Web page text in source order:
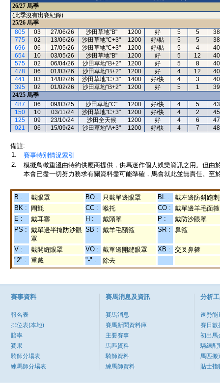
26/27 馬季
(此季沒有出賽紀錄)
25/26 馬季
805
03 27/06/26 沙田草地"B" 1200 好 5 5
38
775
02 13/06/26 沙田草地"C+3" 1200 好/黏 5 5
38
696
06 17/05/26 沙田草地"C+3" 1200 好/黏 5 4
40
654
10 03/05/26 沙田草地"B" 1200 好 5 12
40
575
02 06/04/26 沙田草地"B+2" 1200 好 5 8
40
478
06 01/03/26 沙田草地"B+2" 1200 好 4 12
40
441
03 14/02/26 沙田草地"C+3" 1400 好/快 4 3
40
395
02 01/02/26 沙田草地"B+2" 1200 好 5 1
39
24/25 馬季
487
06 09/03/25 沙田草地"C" 1200 好/快 4 5
43
150
10 03/11/24 沙田草地"C+3" 1200 好/快 4 2
45
125
09 23/10/24 沙田全天候 1200 好 4 6
47
021
06 15/09/24 沙田草地"A+3" 1200 好/快 4 7 48
備註:
1.
賽事特別情況索引
2.
模擬鳥瞰重溫由特約供應商提供，供馬迷作個人娛樂資訊之用。但
本會已盡一切努力務求有關資料盡可能準確，馬會就此並無責任。至
B : 戴眼罩 BO : 只戴單邊眼罩 BL :
戴左邊防斜跑
BK :
閘氈 CC : 喉托 CO : 戴單邊羊毛面箍
E :
戴耳塞 H : 戴頭罩 P :
戴防沙眼罩
PS : 戴單邊半掩防沙眼
罩
SB : 戴羊毛額箍 SR : 鼻箍
V : 戴開縫眼罩 VO : 戴單邊開縫眼罩 XB :
交叉鼻箍
"2" :
重戴 "-" : 除去
賽事資料
報名表
排位表(本地)
賠率
賽果
騎師分場表
練馬師分場表
賽馬消息及資訊
賽馬消息
賽馬新聞資料庫
主要賽事
馬匹資料
騎師資料
練馬師資料
分析
速勢能
賽日數
初出馬
騎練配
馬匹搬
貼士指